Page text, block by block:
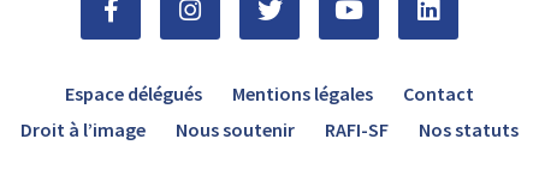
Espace délégués Mentions légales
Contact
Droit à l’image
Nous soutenir RAFI-SF Nos statuts